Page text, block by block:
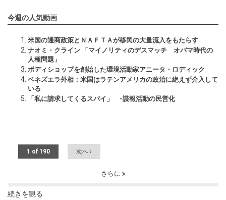
今週の人気動画
米国の通商政策とＮＡＦＴＡが移民の大量流入をもたらす
ナオミ・クライン 「マイノリティのデスマッチ オバマ時代の
人種問題」
ボディショップを創始した環境活動家アニータ・ロディック
ベネズエラ外相：米国はラテンアメリカの政治に絶えず介入して
いる
「私に請求してくるスパイ」 -諜報活動の民営化
1 of 190 次へ ›
さらに
続きを観る